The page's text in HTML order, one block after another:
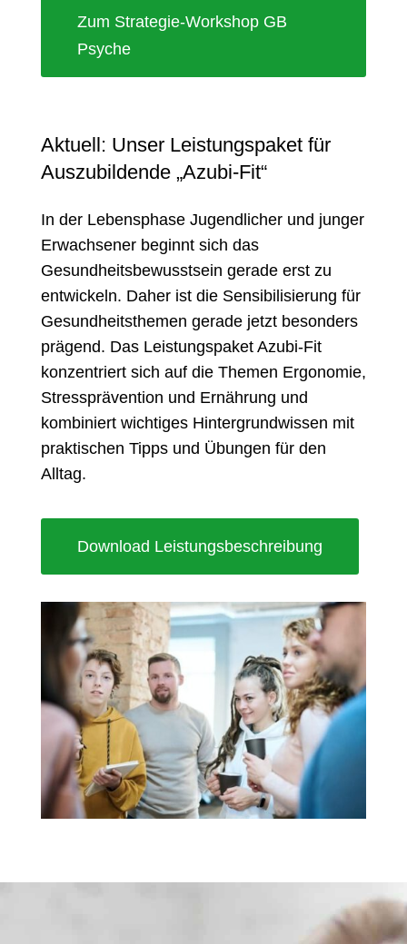
Zum Strategie-Workshop GB
Psyche
Aktuell: Unser Leistungspaket für
Auszubildende „Azubi-Fit“
In der Lebensphase Jugendlicher und junger
Erwachsener beginnt sich das
Gesundheitsbewusstsein gerade erst zu
entwickeln. Daher ist die Sensibilisierung für
Gesundheitsthemen gerade jetzt besonders
prägend. Das Leistungspaket Azubi-Fit
konzentriert sich auf die Themen Ergonomie,
Stressprävention und Ernährung und
kombiniert wichtiges Hintergrundwissen mit
praktischen Tipps und Übungen für den
Alltag.
Download Leistungsbeschreibung